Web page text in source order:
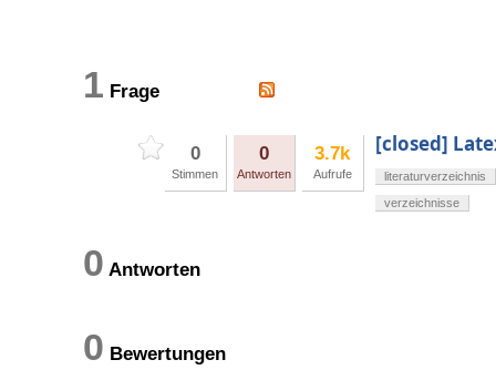
1 Frage
0
Stimmen
0
Antworten
3.7k
Aufrufe
[closed]
literaturverzeichnis
verzeichnisse
0 Antworten
0 Bewertungen